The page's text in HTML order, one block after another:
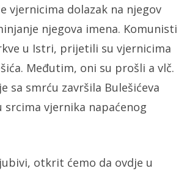
vjernicima dolazak na njegov
njegova imena. Komunisti
u Istri, prijetili su vjernicima
Međutim, oni su prošli a vlč.
sa smrću završila Bulešićeva
srcima vjernika napaćenog
otkrit ćemo da ovdje u